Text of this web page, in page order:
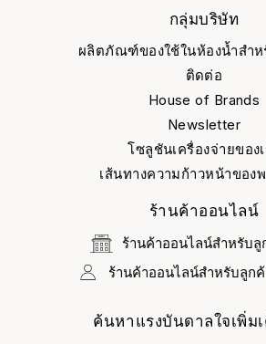
กลุ่มบริษัท
ผลิตภัณฑ์ของใช้ในห้องน้ำสำห
ติดต่อ
House of Brands
Newsletter
โซลูชันเครื่องจ่ายของเ
เส้นทางความก้าวหน้าของ
ร้านค้าออนไลน์
ร้านค้าออนไลน์สำหรับลู
ร้านค้าออนไลน์สำหรับลูก
ค้นหาแรงบันดาลใจเพิ่ม